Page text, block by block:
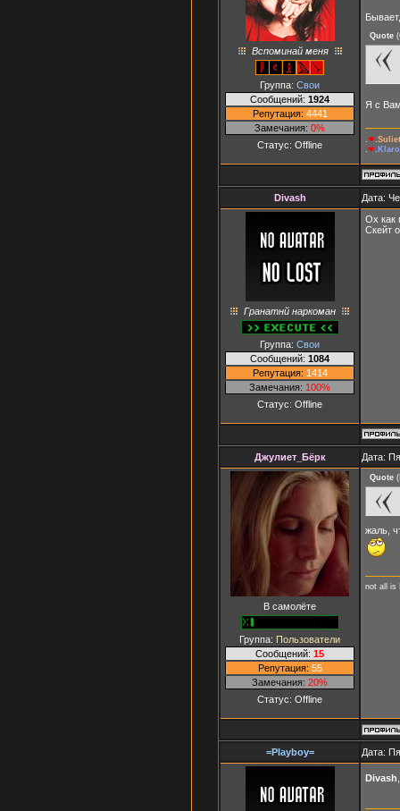
Вспоминай меня
Группа: Свои
Сообщений: 1924
Репутация: 4441
Замечания: 0%
Статус: Offline
Quote (
Я с
❤
❤
Divash Дата:
Гранатнй наркоман
Группа: Свои
Сообщений: 1084
Репутация: 1414
Замечания: 100%
Статус: Offline
Ох как
Скейт
Джулиет_Бёрк Дата:
В самолёте
Группа: Пользователи
Сообщений: 15
Репутация: 55
Замечания: 20%
Статус: Offline
Quote (
жаль,
not all is
=Playboy= Дата:
Divash